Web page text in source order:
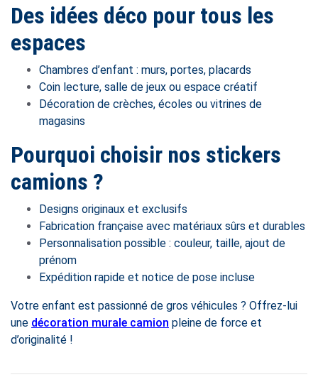
Des idées déco pour tous les
espaces
Chambres d’enfant : murs, portes, placards
Coin lecture, salle de jeux ou espace créatif
Décoration de crèches, écoles ou vitrines de
magasins
Pourquoi choisir nos stickers
camions ?
Designs originaux et exclusifs
Fabrication française avec matériaux sûrs et durables
Personnalisation possible : couleur, taille, ajout de
prénom
Expédition rapide et notice de pose incluse
Votre enfant est passionné de gros véhicules ? Offrez-lui
une décoration murale camion pleine de force et
d’originalité !